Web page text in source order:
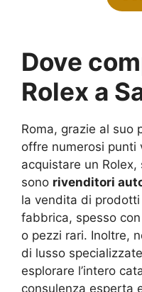
Dove
Rolex a
Roma, grazie al suo
offre numerosi punti
acquistare un
sono rivenditori
la vendita di
fabbrica, spesso
o pezzi rari. Inoltre,
di lusso
esplorare l’intero
consulenza esperta